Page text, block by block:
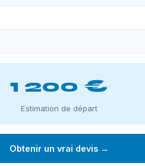
1 200 €
Estimation de départ
Obtenir un vrai devis →